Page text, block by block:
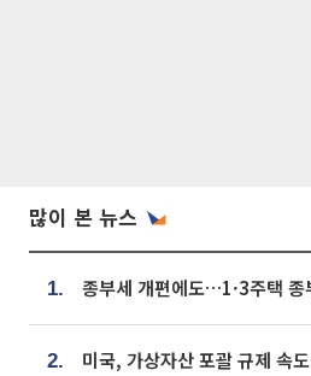
많이 본 뉴스
1.
2.